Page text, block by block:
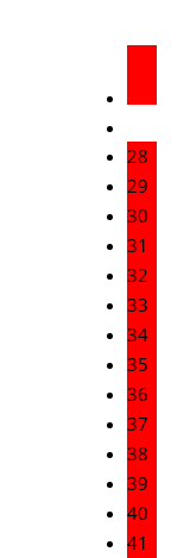
28
29
30
31
32
33
34
35
36
37
38
39
40
41